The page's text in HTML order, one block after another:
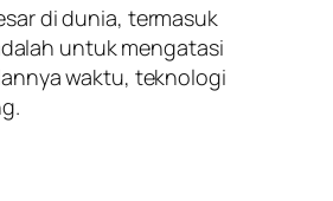
di dunia, termasuk
untuk mengatasi
waktu, teknologi